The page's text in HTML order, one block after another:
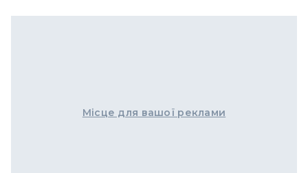
Місце для вашої реклами